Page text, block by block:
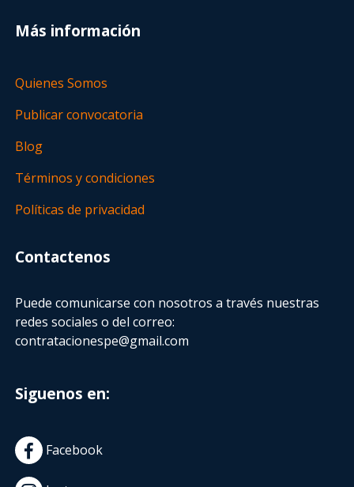
Más información
Quienes Somos
Publicar convocatoria
Blog
Términos y condiciones
Políticas de privacidad
Contactenos
Puede comunicarse con nosotros a través nuestras
redes sociales o del correo:
contratacionespe@gmail.com
Siguenos en:
Facebook